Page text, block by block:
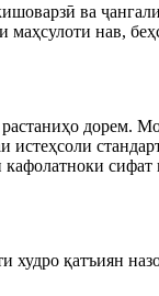
ва
нав,
дорем.
сифат
худро қатъиян